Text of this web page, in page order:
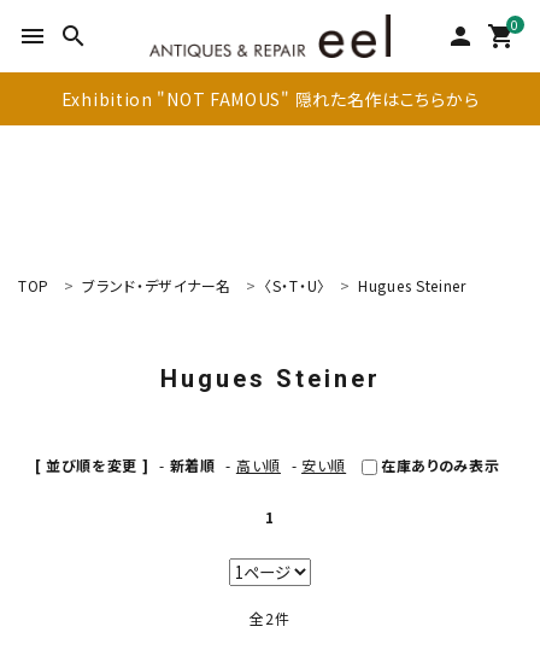
menu search person 0
shopping_cart
Exhibition "NOT FAMOUS" 隠れた名作はこちらから
search
TOP ブランド・デザイナー名 〈S・T・U〉 Hugues Steiner
Hugues Steiner
[ 並び順を変更 ] - 新着順 - 高い順 - 安い順 在庫ありのみ表示
1
全2件